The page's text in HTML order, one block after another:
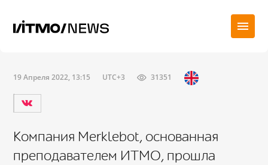
19 Апреля 2022, 13:15 UTC+3 31351
Компания Merklebot, основанная
преподавателем ИТМО, прошла